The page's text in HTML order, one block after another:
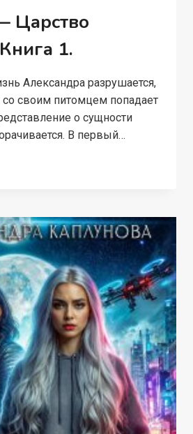
Царство
1.
Александра разрушается,
со своим питомцем попадает
о сущности
В первый…